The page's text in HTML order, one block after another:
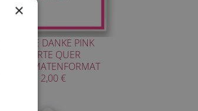
KARTE DANKE PINK
KARTE QUER
DIPLOMATENFORMAT
2,00 €
×